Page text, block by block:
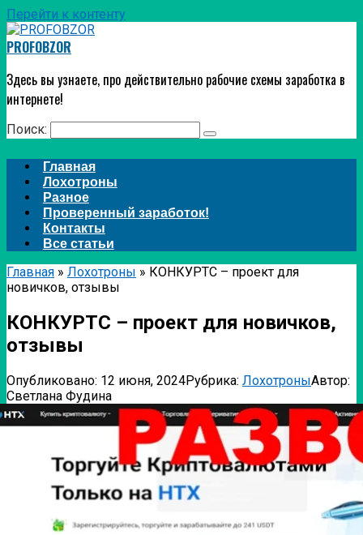
Перейти к контенту
PROFOBZOR
Здесь вы узнаете, про действительно рабочие схемы заработка в
интернете!
Поиск:
Главная
Лохотроны
Разное
Проверенный заработок!
Контакты
Все статьи
Главная » Лохотроны » КОНКУРТС – проект для
новичков, отзывы
КОНКУРТС – проект для новичков,
отзывы
Опубликовано: 12 июня, 2024Рубрика: ЛохотроныАвтор:
Светлана Фудина